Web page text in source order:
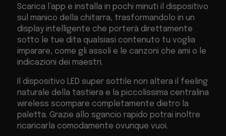
Scarica l’app e installa in pochi minuti il dispositivo
sul manico della chitarra, trasformandolo in un
display intelligente che porterà direttamente
sotto le tue dita qualsiasi contenuto tu voglia
imparare, come gli assoli e le canzoni che ami o le
indicazioni dei maestri.
Il dispositivo LED super sottile non altera il feeling
naturale della tastiera e la piccolissima centralina
wireless scompare completamente dietro la
paletta. Grazie allo sgancio rapido potrai inoltre
ricaricarla comodamente ovunque vuoi.